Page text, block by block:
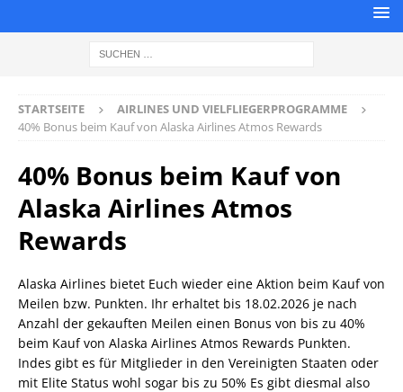
STARTSEITE
AIRLINES UND VIELFLIEGERPROGRAMME
40% Bonus beim Kauf von Alaska Airlines Atmos Rewards
40% Bonus beim Kauf von
Alaska Airlines Atmos
Rewards
Alaska Airlines bietet Euch wieder eine Aktion beim Kauf von
Meilen bzw. Punkten. Ihr erhaltet bis 18.02.2026 je nach
Anzahl der gekauften Meilen einen Bonus von bis zu 40%
beim Kauf von Alaska Airlines Atmos Rewards Punkten.
Indes gibt es für Mitglieder in den Vereinigten Staaten oder
mit Elite Status wohl sogar bis zu 50% Es gibt diesmal also